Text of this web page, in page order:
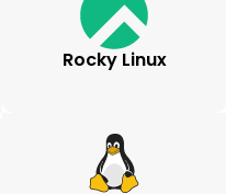
Rocky Linux